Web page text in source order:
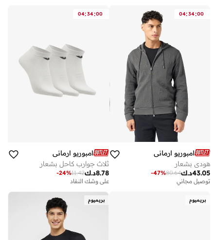
04:34:00
امبوريو ارماني
هودي بشعار
د.ك43.05
80.64
-47%
توصيل مجاني
04:34:00
امبوريو ارماني
ثلاث جوارب كاحل بشعار
د.ك8.78
11.42
-24%
على وشك النفاد
بريميوم بريميوم